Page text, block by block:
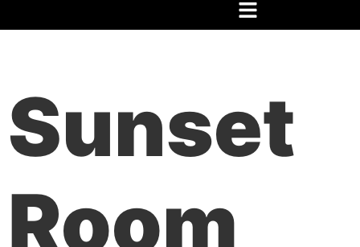
/ Sunset Room (1P)
Sunset
Room